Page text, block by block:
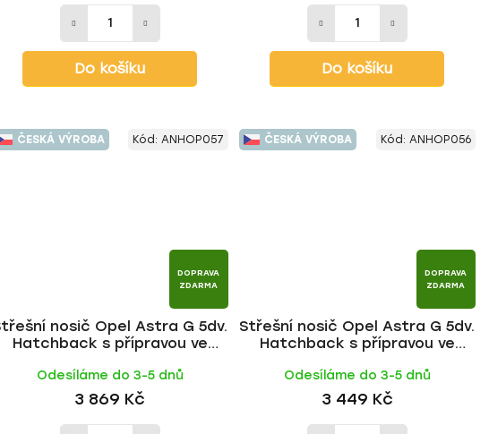
Do košíku Do košíku
ČESKÁ VÝROBA
DOPRAVA
ZDARMA
nosič Opel Astra G 5dv.
Hatchback s přípravou ve
HAKR
Odesíláme do 3-5 dnů
3 869 Kč
Kód: ANHOP057 ČESKÁ VÝROBA
DOPRAVA
ZDARMA
Střešní nosič Opel Astra G 5dv.
Hatchback s přípravou ve
Odesíláme do 3-5 dnů
3 449 Kč
Kód: ANHOP056